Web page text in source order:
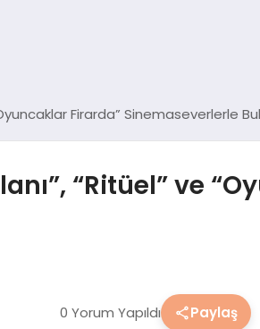
Firarda” Sinemaseverlerle
“Ritüel” ve
0 Yorum Yapıldı Paylaş